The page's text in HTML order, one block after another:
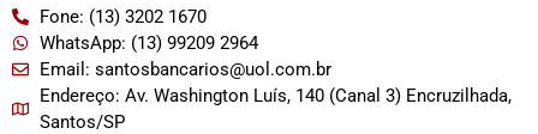
Fone: (13) 3202 1670
WhatsApp: (13) 99209 2964
Email: santosbancarios@uol.com.br
Endereço: Av. Washington Luís, 140 (Canal 3) Encruzilhada,
Santos/SP